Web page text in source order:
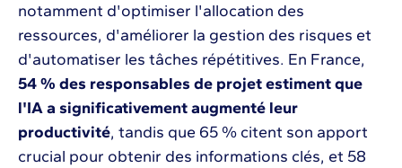
notamment d'optimiser l'allocation des
ressources, d'améliorer la gestion des risques et
d'automatiser les tâches répétitives. En France,
54 % des responsables de projet estiment que
l'IA a significativement augmenté leur
productivité, tandis que 65 % citent son apport
crucial pour obtenir des informations clés, et 58